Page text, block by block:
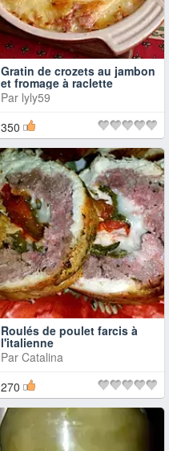
Gratin de crozets au jambon
et fromage à raclette
Par lyly59
350
Roulés de poulet farcis à
l'italienne
Par Catalina
270